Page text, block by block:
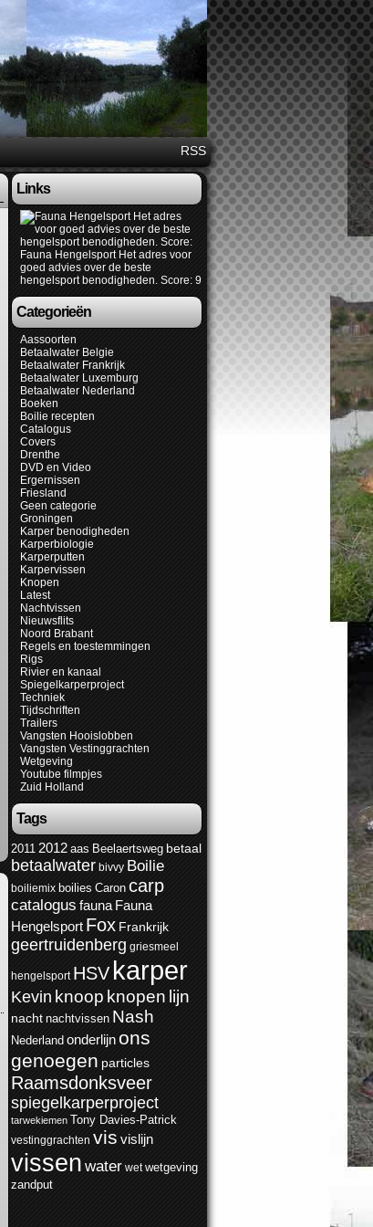
RSS
Links
Fauna HengelsportHet adres voor
goed advies over de beste
hengelsport benodigheden. Score: 9
Categorieën
Aassoorten
Betaalwater Belgie
Betaalwater Frankrijk
Betaalwater Luxemburg
Betaalwater Nederland
Boeken
Boilie recepten
Catalogus
Covers
Drenthe
DVD en Video
Ergernissen
Friesland
Geen categorie
Groningen
Karper benodigheden
Karperbiologie
Karperputten
Karpervissen
Knopen
Latest
Nachtvissen
Nieuwsflits
Noord Brabant
Regels en toestemmingen
Rigs
Rivier en kanaal
Spiegelkarperproject
Techniek
Tijdschriften
Trailers
Vangsten Hooislobben
Vangsten Vestinggrachten
Wetgeving
Youtube filmpjes
Zuid Holland
Tags
2011 2012 aas Beelaertsweg betaal
betaalwater bivvy Boilie
boiliemix boilies Caron carp
catalogus fauna Fauna
Hengelsport Fox Frankrijk
geertruidenberg griesmeel
hengelsport HSV karper
Kevin knoop knopen lijn
nacht nachtvissen Nash
Nederland onderlijnons
genoegen particles
Raamsdonksveer
spiegelkarperproject
tarwekiemen Tony Davies-Patrick
vestinggrachten vis vislijn
vissen water wet wetgeving
zandput